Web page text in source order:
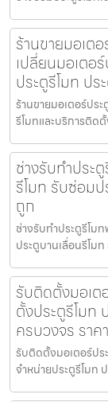
ร้านขายมอเต
เปลี่ยนมอเตอ
ประตูรีโมท ปร
ร้านขายมอเตอร์ปร
รีโมทและบริการติด
ช่างรับทำประ
รีโมท รับซ่อมป
ถูก
ช่างรับทำประตูรีโม
ประตูบานเลื่อนรีโม
รับติดตั้งมอเต
ตั้งประตูรีโมท
ครบวงจร ราค
รับติดตั้งมอเตอร์ป
จำหน่ายประตูรีโมท